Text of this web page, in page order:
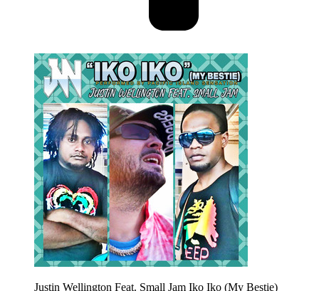
Justin Wellington Feat. Small Jam Iko Iko (My Bestie)